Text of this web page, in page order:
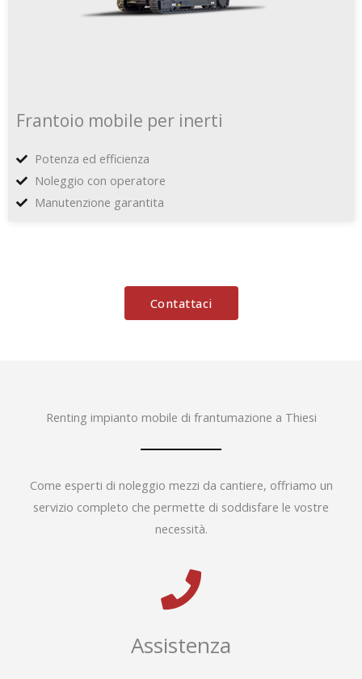
Frantoio mobile per inerti
Potenza ed efficienza
Noleggio con operatore
Manutenzione garantita
Contattaci
Renting impianto mobile di frantumazione a Thiesi
Come esperti di noleggio mezzi da cantiere, offriamo un
servizio completo che permette di soddisfare le vostre
necessità.
Assistenza